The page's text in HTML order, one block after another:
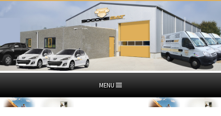
MENU